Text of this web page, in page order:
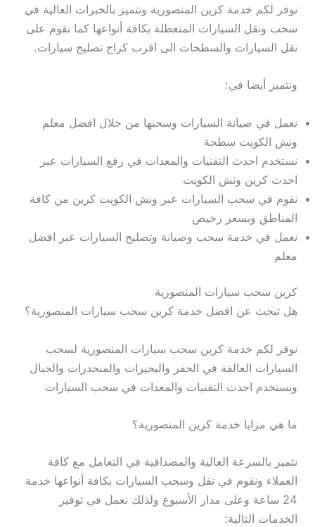
نوفر لكم خدمة كرين المنصورية ونتميز بالخبرات العالية في
سحب ونقل السيارات المتعطلة بكافة أنواعها كما نقوم على
نقل السيارات والسطحات الى اقرب كراج تصليح سيارات.
ونتميز أيضا في:
نعمل في صيانة السيارات وسحبها من خلال افضل معلم
ونش الكويت سطحة
نستخدم احدث التقنيات والمعدات في رفع السيارات عبر
احدث كرين ونش الكويت
نقوم في سحب السيارات عبر ونش الكويت كرين من كافة
المناطق وبسعر رخيص
نعمل في خدمة سحب وصيانة وتصليح السيارات عبر افضل
معلم
كرين سحب سيارات المنصورية
هل تبحث عن افضل خدمة كرين سحب سيارات المنصورية؟
نوفر لكم خدمة كرين سحب سيارات المنصورية لسحب
السيارات العالقة في الحفر والبحيرات والمنحدرات والجبال
ونستخدم احدث التقنيات والمعدات في سحب السيارات
ما هي مزايا خدمة كرين المنصورية؟
نتميز بالسرعة العالية والمصداقية في التعامل مع كافة
العملاء ونقوم في نقل وسحب السيارات بكافة أنواعها خدمة
24 ساعة وعلى مدار الأسبوع ولذلك نعمل في توفير
الخدمات التالية: